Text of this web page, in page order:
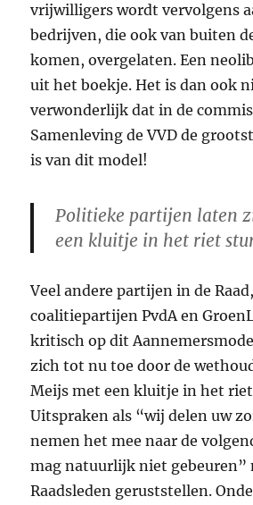
vrijwilligers wordt vervolgens
bedrijven, die ook van buiten
komen, overgelaten. Een
uit het boekje. Het is dan ook
verwonderlijk dat in de
Samenleving de VVD de
is van dit model!
Politieke partijen laten
een kluitje in het riet
Veel andere partijen in de
coalitiepartijen PvdA en
kritisch op dit
zich tot nu toe door de
Meijs met een kluitje in het
Uitspraken als “wij delen uw
nemen het mee naar de
mag natuurlijk niet gebeuren”
Raadsleden geruststellen.